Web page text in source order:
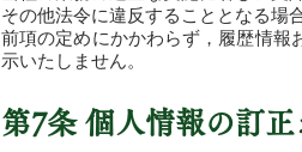
その他法令に違反することとなる場
前項の定めにかかわらず，履歴情報
示いたしません。
第7条 個人情報の訂